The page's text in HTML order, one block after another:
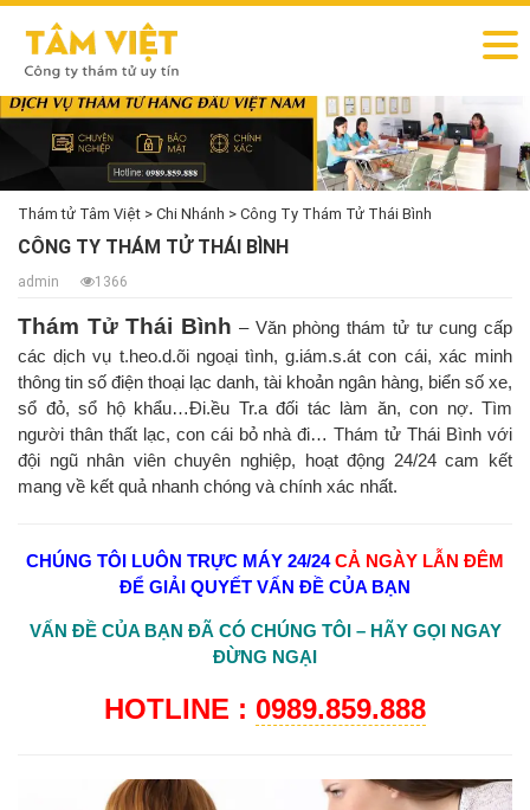
Thám tử Tâm Việt >Chi Nhánh >Công Ty Thám Tử Thái Bình
CÔNG TY THÁM TỬ THÁI BÌNH
admin 1366
Thám Tử Thái Bình – Văn phòng thám tử tư cung cấp
các dịch vụ t.heo.d.õi ngoại tình, g.iám.s.át con cái, xác minh
thông tin số điện thoại lạc danh, tài khoản ngân hàng, biển số xe,
sổ đỏ, sổ hộ khẩu…Đi.ều Tr.a đối tác làm ăn, con nợ. Tìm
người thân thất lạc, con cái bỏ nhà đi… Thám tử Thái Bình với
đội ngũ nhân viên chuyên nghiệp, hoạt động 24/24 cam kết
mang về kết quả nhanh chóng và chính xác nhất.
CHÚNG TÔI LUÔN TRỰC MÁY 24/24CẢ NGÀY LẪN ĐÊM
ĐỂ GIẢI QUYẾT VẤN ĐỀ CỦA BẠN
VẤN ĐỀ CỦA BẠN ĐÃ CÓ CHÚNG TÔI – HÃY GỌI NGAY
ĐỪNG NGẠI
HOTLINE : 0989.859.888